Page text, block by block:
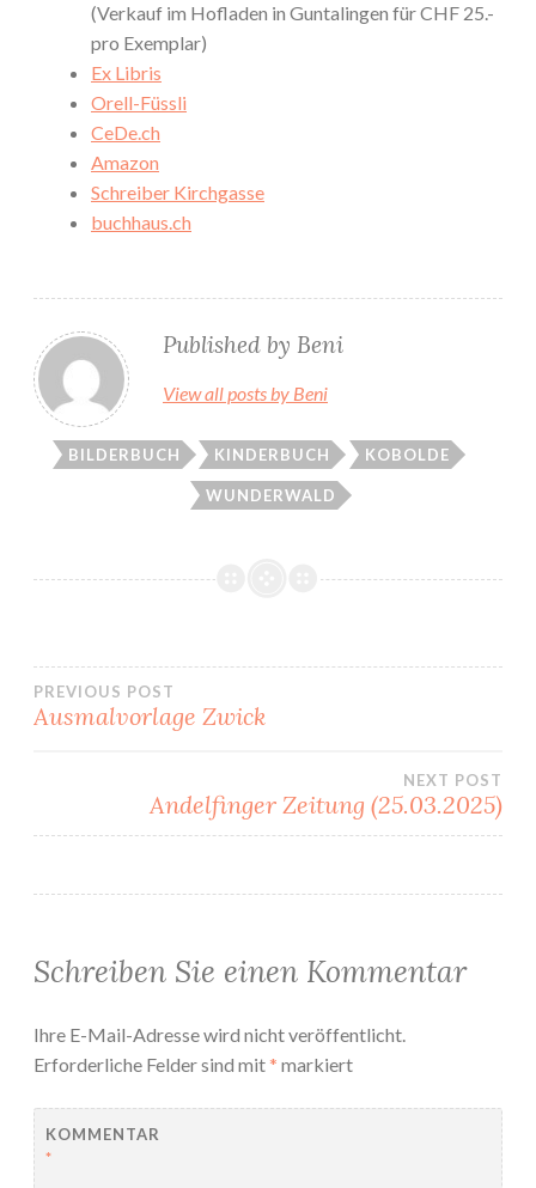
(Verkauf im Hofladen in Guntalingen für CHF 25.-
pro Exemplar)
Ex Libris
Orell-Füssli
CeDe.ch
Amazon
Schreiber Kirchgasse
buchhaus.ch
Published by Beni
View all posts by Beni
BILDERBUCH KINDERBUCH KOBOLDE
WUNDERWALD
Beitragsnavigation
PREVIOUS POST
Ausmalvorlage Zwick
NEXT POST
Andelfinger Zeitung (25.03.2025)
Schreiben Sie einen Kommentar
Ihre E-Mail-Adresse wird nicht veröffentlicht.
Erforderliche Felder sind mit* markiert
KOMMENTAR
*